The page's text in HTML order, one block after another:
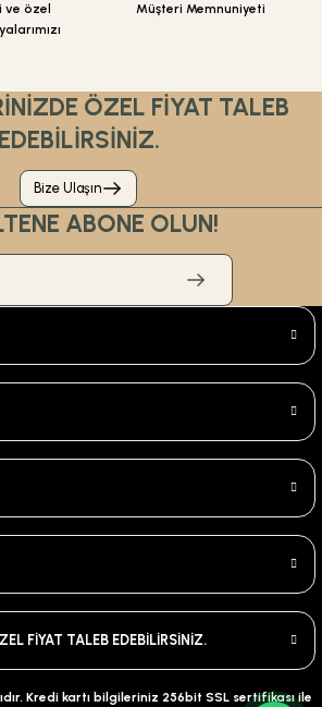
özel
Müşteri Memnuniyeti
ÖZEL FİYAT TALEB
EDEBİLİRSİNİZ.
Bize Ulaşın
ABONE OLUN!
FİYAT TALEB EDEBİLİRSİNİZ.
Kredi kartı bilgileriniz 256bit SSL sertifikası ile